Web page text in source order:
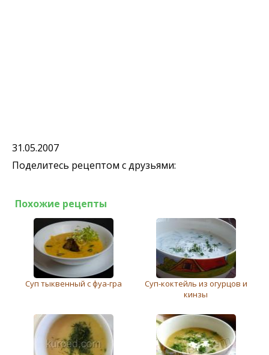
31.05.2007
Поделитесь рецептом с друзьями:
Похожие рецепты
Суп тыквенный с фуа-гра
Суп-коктейль из огурцов и
кинзы